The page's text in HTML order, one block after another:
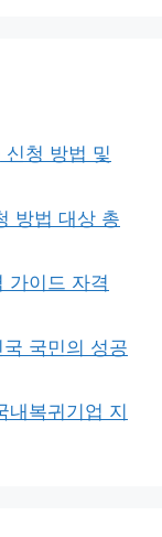
청 방법 및
방법 대상 총
가이드 자격
국민의 성공
내복귀기업 지